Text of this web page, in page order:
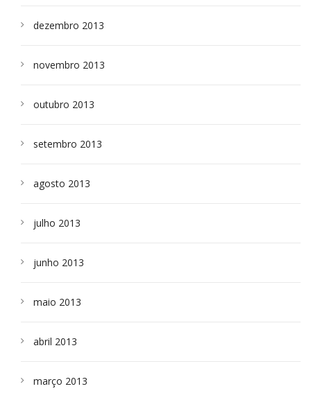
dezembro 2013
novembro 2013
outubro 2013
setembro 2013
agosto 2013
julho 2013
junho 2013
maio 2013
abril 2013
março 2013